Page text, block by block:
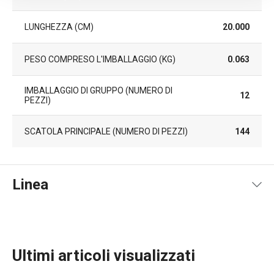
LUNGHEZZA (CM) 20.000
PESO COMPRESO L'IMBALLAGGIO (KG) 0.063
IMBALLAGGIO DI GRUPPO (NUMERO DI
PEZZI)
12
SCATOLA PRINCIPALE (NUMERO DI PEZZI) 144
Linea
Ultimi articoli visualizzati